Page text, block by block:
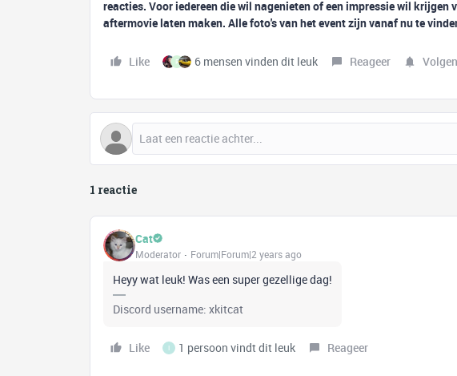
reacties. Voor iedereen die wil nagenieten of een impressie wil krijgen
aftermovie laten maken. Alle foto's van het event zijn vanaf nu te
Like R 6 mensen vinden dit leuk Reageer Volgen
1 reactie
Cat
Moderator Forum|Forum|2 years ago
Heyy wat leuk! Was een super gezellige dag!
Discord username: xkitcat
Like I 1 persoon vindt dit leuk Reageer